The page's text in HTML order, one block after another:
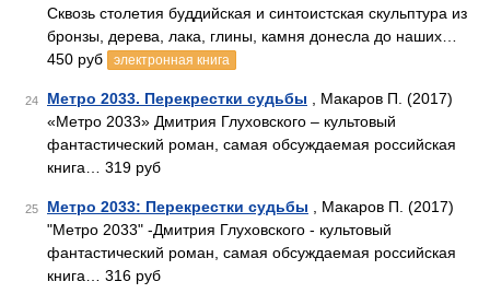
Сквозь столетия буддийская и синтоистская скульптура из
бронзы, дерева, лака, глины, камня донесла до наших…
450 руб
электронная книга
24 Метро 2033. Перекрестки судьбы , Макаров П. (2017)
«Метро 2033» Дмитрия Глуховского – культовый
фантастический роман, самая обсуждаемая российская
книга… 319 руб
25 Метро 2033: Перекрестки судьбы , Макаров П. (2017)
"Метро 2033" -Дмитрия Глуховского - культовый
фантастический роман, самая обсуждаемая российская
книга… 316 руб